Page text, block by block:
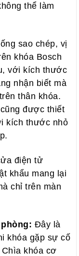
thể làm
sao chép, vị
khóa Bosch
với kích thước
nhận biết mà
thân khóa.
được thiết
kích thước nhỏ
điện tử
khẩu mang lại
chỉ trên màn
Đây là
khóa gặp sự cố
khóa cơ